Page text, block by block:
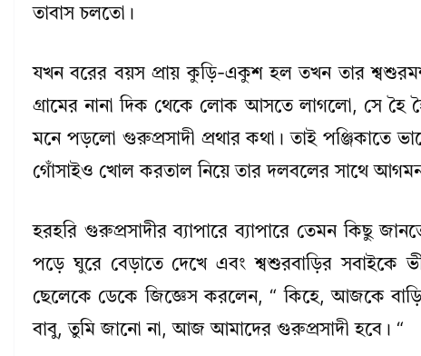
তাবাস চলতো।
যখন বরের বয়স প্রায় কুড়ি-একুশ হল তখন তার
গ্রামের নানা দিক থেকে লোক আসতে লাগলো, সে হৈ
মনে পড়লো গুরুপ্রসাদী প্রথার কথা। তাই পঞ্জিকাতে
গোঁসাইও খোল করতাল নিয়ে তার দলবলের সাথে
হরহরি গুরুপ্রসাদীর ব্যাপারে ব্যাপারে তেমন কিছু
পড়ে ঘুরে বেড়াতে দেখে এবং শ্বশুরবাড়ির সবাইকে
ছেলেকে ডেকে জিজ্ঞেস করলেন, “ কিহে, আজকে
বাবু, তুমি জানো না, আজ আমাদের গুরুপ্রসাদী হবে। “